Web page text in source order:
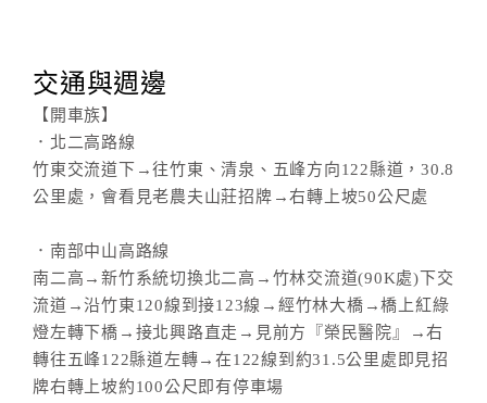
交通與週邊
【開車族】
．北二高路線
竹東交流道下→往竹東、清泉、五峰方向122縣道，30.8
公里處，會看見老農夫山莊招牌→右轉上坡50公尺處
．南部中山高路線
南二高→新竹系統切換北二高→竹林交流道(90K處)下交
流道→沿竹東120線到接123線→經竹林大橋→橋上紅綠
燈左轉下橋→接北興路直走→見前方『榮民醫院』→右
轉往五峰122縣道左轉→在122線到約31.5公里處即見招
牌右轉上坡約100公尺即有停車場